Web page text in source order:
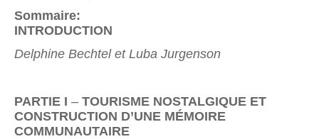
Sommaire:
INTRODUCTION
Delphine Bechtel et Luba Jurgenson
PARTIE I – TOURISME NOSTALGIQUE ET
CONSTRUCTION D’UNE MÉMOIRE
COMMUNAUTAIRE